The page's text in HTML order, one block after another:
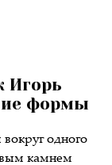
Игорь
формы
одного
камнем